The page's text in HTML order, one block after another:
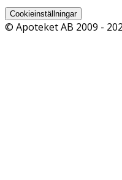
Cookieinställningar
© Apoteket AB 2009 -